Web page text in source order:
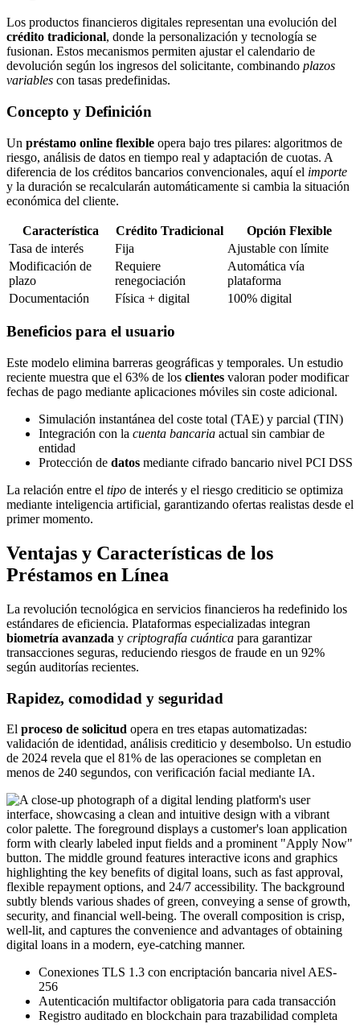
Los productos financieros digitales representan una evolución del
crédito tradicional, donde la personalización y tecnología se
fusionan. Estos mecanismos permiten ajustar el calendario de
devolución según los ingresos del solicitante, combinando plazos
variables con tasas predefinidas.
Concepto y Definición
Un préstamo online flexible opera bajo tres pilares: algoritmos de
riesgo, análisis de datos en tiempo real y adaptación de cuotas. A
diferencia de los créditos bancarios convencionales, aquí el importe
y la duración se recalcularán automáticamente si cambia la situación
económica del cliente.
Característica Crédito Tradicional
Opción Flexible
Tasa de interés
Fija
Ajustable con límite
Modificación de
plazo
Requiere
renegociación
Automática vía
plataforma
Documentación
Física + digital 100% digital
Beneficios para el usuario
Este modelo elimina barreras geográficas y temporales. Un estudio
reciente muestra que el 63% de los clientes valoran poder modificar
fechas de pago mediante aplicaciones móviles sin coste adicional.
Simulación instantánea del coste total (TAE) y parcial (TIN)
Integración con la cuenta bancaria actual sin cambiar de
entidad
Protección de datos mediante cifrado bancario nivel PCI DSS
La relación entre el tipo de interés y el riesgo crediticio se optimiza
mediante inteligencia artificial, garantizando ofertas realistas desde el
primer momento.
Ventajas y Características de los
Préstamos en Línea
La revolución tecnológica en servicios financieros ha redefinido los
estándares de eficiencia. Plataformas especializadas integran
biometría avanzada y criptografía cuántica para garantizar
transacciones seguras, reduciendo riesgos de fraude en un 92%
según auditorías recientes.
Rapidez, comodidad y seguridad
El proceso de solicitud opera en tres etapas automatizadas:
validación de identidad, análisis crediticio y desembolso. Un estudio
de 2024 revela que el 81% de las operaciones se completan en
menos de 240 segundos, con verificación facial mediante IA.
Conexiones TLS 1.3 con encriptación bancaria nivel AES-
256
Autenticación multifactor obligatoria para cada transacción
Registro auditado en blockchain para trazabilidad completa